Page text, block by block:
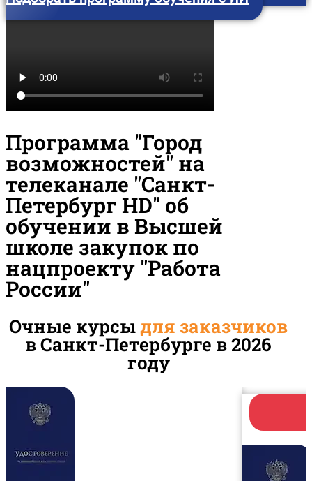
Программа "Город
возможностей" на
телеканале "Санкт-
Петербург HD" об
обучении в Высшей
школе закупок по
нацпроекту "Работа
России"
Очные курсыдля заказчиков
в Санкт-Петербурге в 2026
году